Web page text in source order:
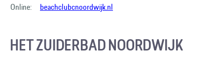
Online:
beachclubcnoordwijk.nl
HET ZUIDERBAD NOORDWIJK